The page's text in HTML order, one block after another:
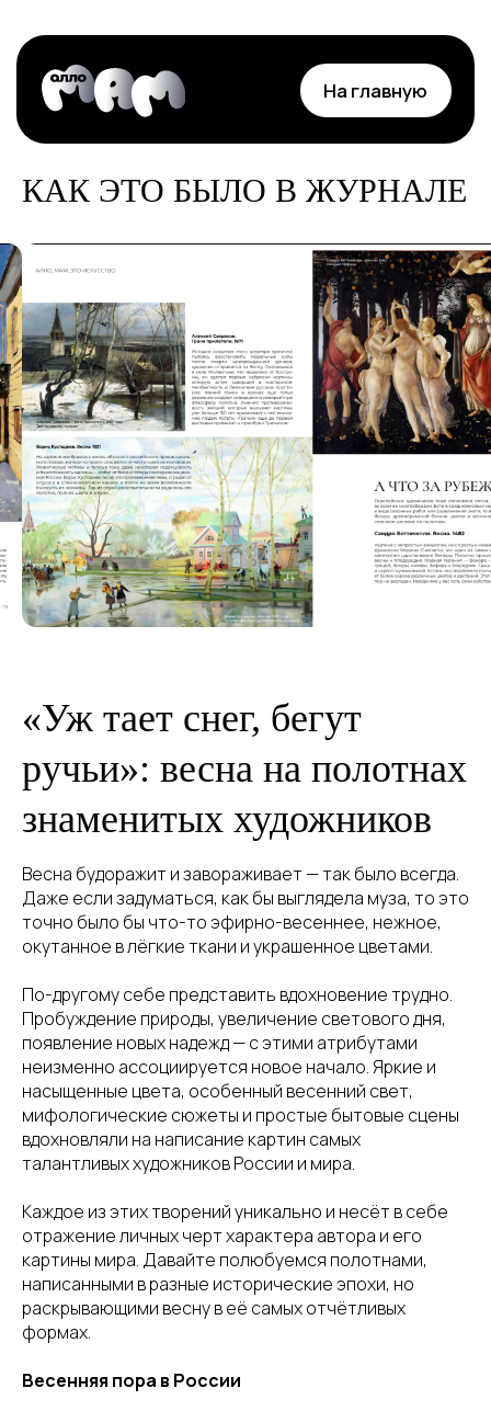
КАК ЭТО БЫЛО В ЖУРНАЛЕ
«Уж тает снег, бегут
ручьи»: весна на полотнах
знаменитых художников
Весна будоражит и завораживает — так было всегда.
Даже если задуматься, как бы выглядела муза, то это
точно было бы что-то эфирно-весеннее, нежное,
окутанное в лёгкие ткани и украшенное цветами.
По-другому себе представить вдохновение трудно.
Пробуждение природы, увеличение светового дня,
появление новых надежд — с этими атрибутами
неизменно ассоциируется новое начало. Яркие и
насыщенные цвета, особенный весенний свет,
мифологические сюжеты и простые бытовые сцены
вдохновляли на написание картин самых
талантливых художников России и мира.
Каждое из этих творений уникально и несёт в себе
отражение личных черт характера автора и его
картины мира. Давайте полюбуемся полотнами,
написанными в разные исторические эпохи, но
раскрывающими весну в её самых отчётливых
формах.
Весенняя пора в России